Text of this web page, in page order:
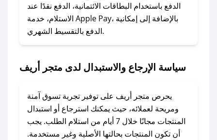
### ماذا أفعل إذا لم أجد كود خصم لمتجري
المفضل؟
في حال عدم توفر كوبونات لمتجرك المفضل، يمكنك
أسرع وقت ممكن.
### كيف تحصل على كوبونات خصم حصرية من
متجر أريف؟
للحصول على كوبونات وخصومات حصرية، قم بما
يلي:
الدفع باستخدام البطاقات الائتمانية، الدفع نقدًا عند
الاستلام، خدمة Apple Pay، بالإضافة إلى إمكانية
الدفع بالتقسيط الشهري.
سياسة الإرجاع والاستبدال لدى متجر أريف
يحرص متجر أريف على توفير تجربة تسوق آمنة
ومريحة لعملائه، حيث يمكنك استرجاع أو استبدال
المنتجات مجانًا خلال 7 أيام من استلام الطلب. يجب
أن تكون المنتجات بحالتها الأصلية وغير مستخدمة.